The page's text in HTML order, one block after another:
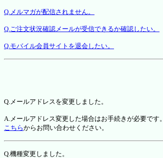
Q.メルマガが配信されません。
Q.ご注文状況確認メールが受信できるか確認したい。
Q.モバイル会員サイトを退会したい。
Q.メールアドレスを変更しました。
A.メールアドレス変更した場合はお手続きが必要です。
こちらからお問い合わせください。
Q.機種変更しました。